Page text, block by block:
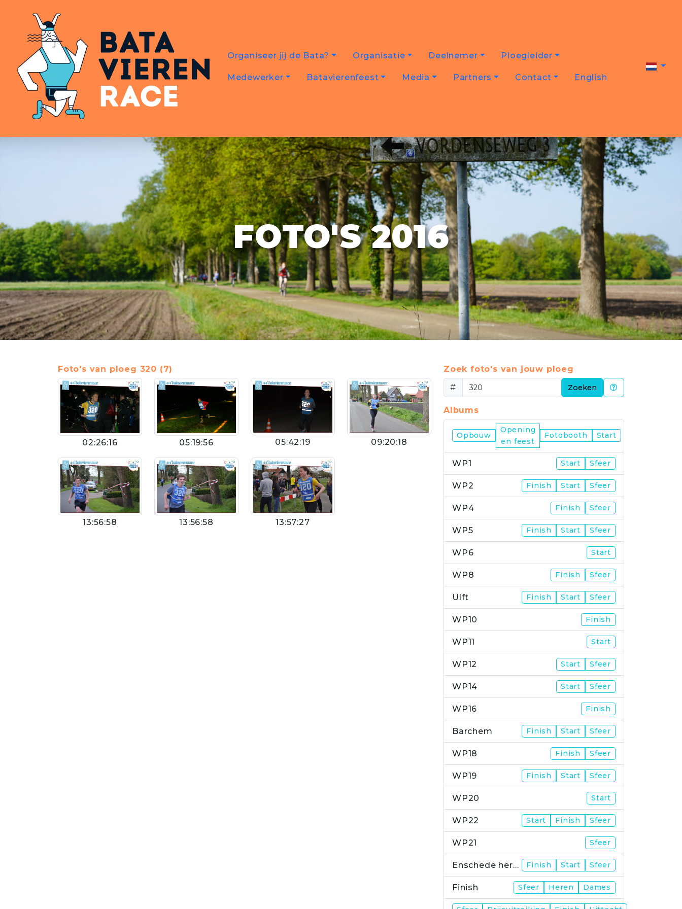
Organiseer jij de Bata? Organisatie Deelnemer Ploegleider
Medewerker Batavierenfeest Media Partners Contact English
FOTO'S 2016
Foto's van ploeg 320 (7)
02:26:16 05:19:56 05:42:19 09:20:18
13:56:58 13:56:58 13:57:27
Zoek foto's van jouw ploeg
#
Zoeken
Albums
Nijmegen
Opbouw
Opening
en feest
Fotobooth Start
WP1 Start Sfeer
WP2 Finish Start Sfeer
WP4 Finish Sfeer
WP5 Finish Start Sfeer
WP6 Start
WP8 Finish Sfeer
Ulft Finish Start Sfeer
WP10 Finish
WP11 Start
WP12 Start Sfeer
WP14 Start Sfeer
WP16 Finish
Barchem Finish Start Sfeer
WP18 Finish Sfeer
WP19 Finish Start Sfeer
WP20 Start
WP22 Start Finish Sfeer
WP21 Sfeer
Enschede herstart Finish Start Sfeer
Finish Sfeer Heren Dames